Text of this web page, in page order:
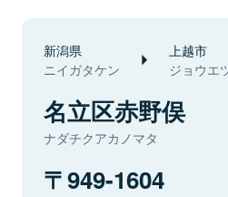
新潟県
ニイガタケン
上越市
ジョウエ
名立区赤野俣
ナダチクアカノマタ
949-1604